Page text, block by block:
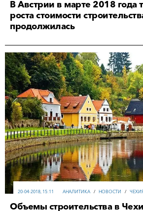
В Австрии в марте 2018 года
роста стоимости
продолжилась
АНАЛИТИКА / НОВОСТИ /
20-04-2018, 15:11
Объемы строительства в